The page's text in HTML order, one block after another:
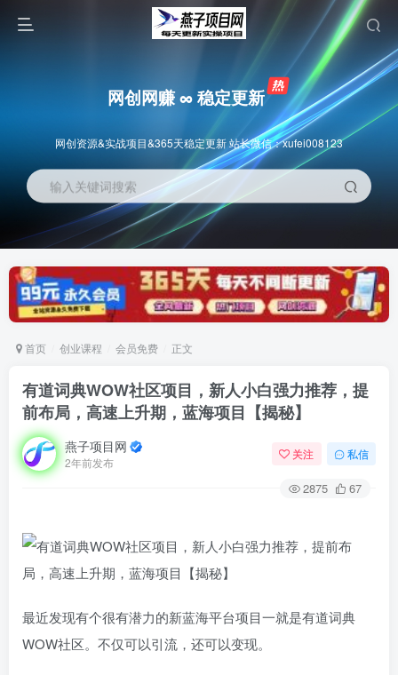
网创网赚 ∞ 稳定更新
网创资源&实战项目&365天稳定更新 站长微信：xufei008123
输入关键词搜索
首页 创业课程 会员免费 正文
有道词典WOW社区项目，新人小白强力推荐，提
前布局，高速上升期，蓝海项目【揭秘】
燕子项目网
2年前发布
关注 私信
2875 67
最近发现有个很有潜力的新蓝海平台项目一就是有道词典
WOW社区。不仅可以引流，还可以变现。